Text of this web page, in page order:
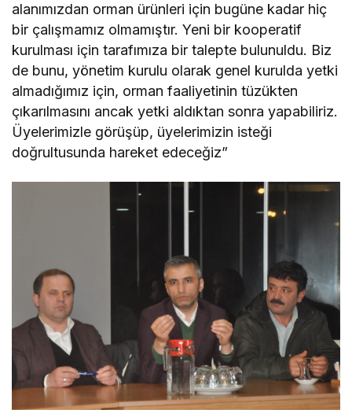
alanımızdan orman ürünleri için bugüne kadar hiç
bir çalışmamız olmamıştır. Yeni bir kooperatif
kurulması için tarafımıza bir talepte bulunuldu. Biz
de bunu, yönetim kurulu olarak genel kurulda yetki
almadığımız için, orman faaliyetinin tüzükten
çıkarılmasını ancak yetki aldıktan sonra yapabiliriz.
Üyelerimizle görüşüp, üyelerimizin isteği
doğrultusunda hareket edeceğiz”